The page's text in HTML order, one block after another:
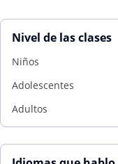
Nivel de las clases
Niños
Adolescentes
Adultos